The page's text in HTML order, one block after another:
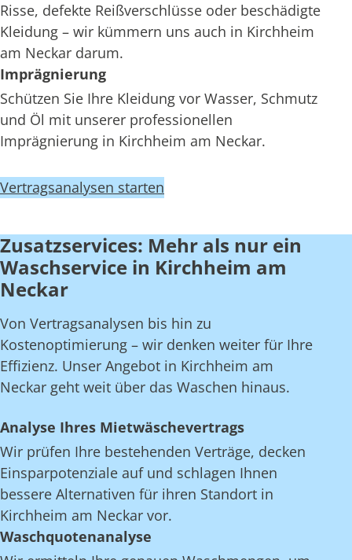
Risse, defekte Reißverschlüsse oder beschädigte
Kleidung – wir kümmern uns auch in Kirchheim
am Neckar darum.
Imprägnierung
Schützen Sie Ihre Kleidung vor Wasser, Schmutz
und Öl mit unserer professionellen
Imprägnierung in Kirchheim am Neckar.
Vertragsanalysen starten
Zusatzservices: Mehr als nur ein
Waschservice in Kirchheim am
Neckar
Von Vertragsanalysen bis hin zu
Kostenoptimierung – wir denken weiter für Ihre
Effizienz. Unser Angebot in Kirchheim am
Neckar geht weit über das Waschen hinaus.
Analyse Ihres Mietwäschevertrags
Wir prüfen Ihre bestehenden Verträge, decken
Einsparpotenziale auf und schlagen Ihnen
bessere Alternativen für ihren Standort in
Kirchheim am Neckar vor.
Waschquotenanalyse